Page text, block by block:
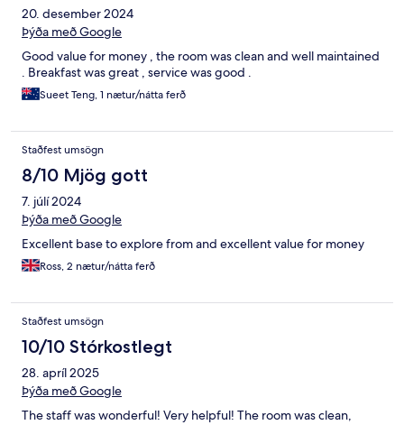
20. desember 2024
Þýða með Google
Good value for money , the room was clean and well maintained
. Breakfast was great , service was good .
Sueet Teng, 1 nætur/nátta ferð
Staðfest umsögn
8/10 Mjög gott
7. júlí 2024
Þýða með Google
Excellent base to explore from and excellent value for money
Ross, 2 nætur/nátta ferð
Staðfest umsögn
10/10 Stórkostlegt
28. apríl 2025
Þýða með Google
The staff was wonderful! Very helpful! The room was clean,